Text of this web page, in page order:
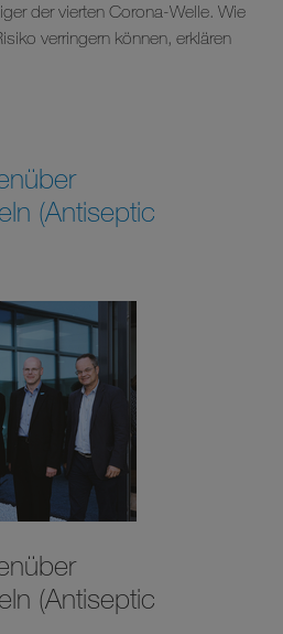
der vierten Corona-Welle. Wie
verringern können, erklären
(Antiseptic
(Antiseptic